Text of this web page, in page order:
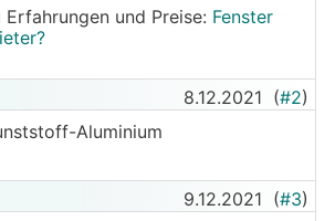
und Preise: Fenster
8.12.2021 (#2)
Aluminium
9.12.2021 (#3)